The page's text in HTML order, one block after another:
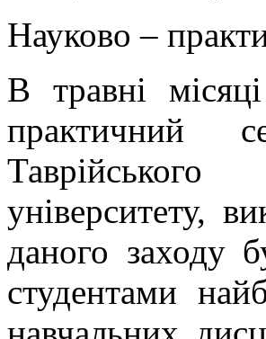
Науково –
В травні
практичний
університету,
даного заходу
студентами